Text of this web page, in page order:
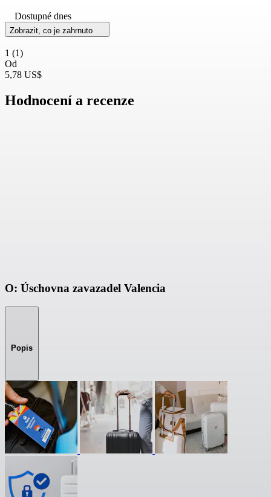
Dostupné dnes
Zobrazit, co je zahrnuto
1 (1)
Od
5,78 US$
Hodnocení a recenze
O: Úschovna zavazadel Valencia
Popis